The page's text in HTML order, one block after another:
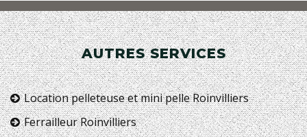
AUTRES SERVICES
Location pelleteuse et mini pelle Roinvilliers
Ferrailleur Roinvilliers